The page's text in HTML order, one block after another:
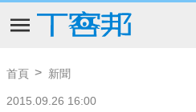
首頁 新聞
2015.09.26 16:00